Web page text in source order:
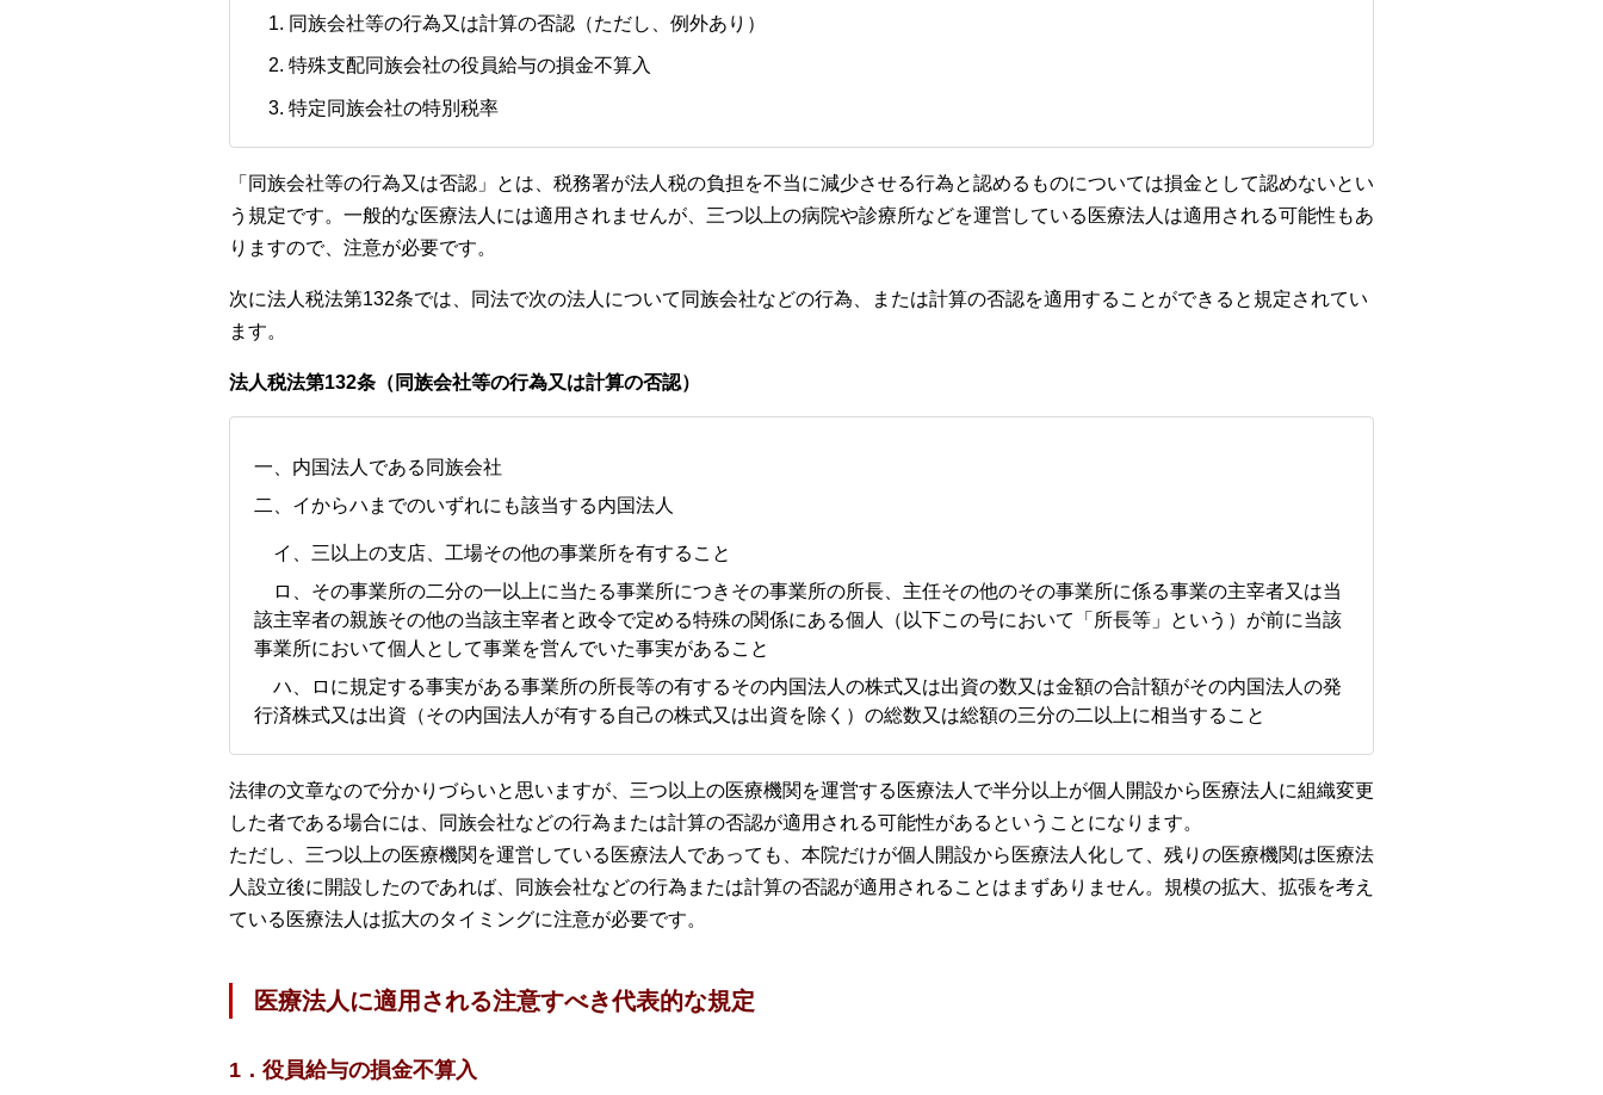
同族会社等の行為又は計算の否認（ただし、例外あり）
特殊支配同族会社の役員給与の損金不算入
特定同族会社の特別税率
「同族会社等の行為又は否認」とは、税務署が法人税の負担を不当に減少させる行為と認めるものについては損金として認めないとい
う規定です。一般的な医療法人には適用されませんが、三つ以上の病院や診療所などを運営している医療法人は適用される可能性もあ
りますので、注意が必要です。
次に法人税法第132条では、同法で次の法人について同族会社などの行為、または計算の否認を適用することができると規定されてい
ます。
法人税法第132条（同族会社等の行為又は計算の否認）
一、内国法人である同族会社
二、イからハまでのいずれにも該当する内国法人
イ、三以上の支店、工場その他の事業所を有すること
ロ、その事業所の二分の一以上に当たる事業所につきその事業所の所長、主任その他のその事業所に係る事業の主宰者又は当
該主宰者の親族その他の当該主宰者と政令で定める特殊の関係にある個人（以下この号において「所長等」という）が前に当該
事業所において個人として事業を営んでいた事実があること
ハ、ロに規定する事実がある事業所の所長等の有するその内国法人の株式又は出資の数又は金額の合計額がその内国法人の発
行済株式又は出資（その内国法人が有する自己の株式又は出資を除く）の総数又は総額の三分の二以上に相当すること
法律の文章なので分かりづらいと思いますが、三つ以上の医療機関を運営する医療法人で半分以上が個人開設から医療法人に組織変更
した者である場合には、同族会社などの行為または計算の否認が適用される可能性があるということになります。
ただし、三つ以上の医療機関を運営している医療法人であっても、本院だけが個人開設から医療法人化して、残りの医療機関は医療法
人設立後に開設したのであれば、同族会社などの行為または計算の否認が適用されることはまずありません。規模の拡大、拡張を考え
ている医療法人は拡大のタイミングに注意が必要です。
医療法人に適用される注意すべき代表的な規定
1．役員給与の損金不算入